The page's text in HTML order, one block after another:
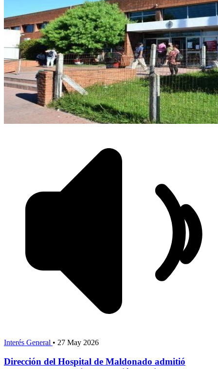
Interés General • 27 May 2026
Dirección del Hospital de Maldonado admitió